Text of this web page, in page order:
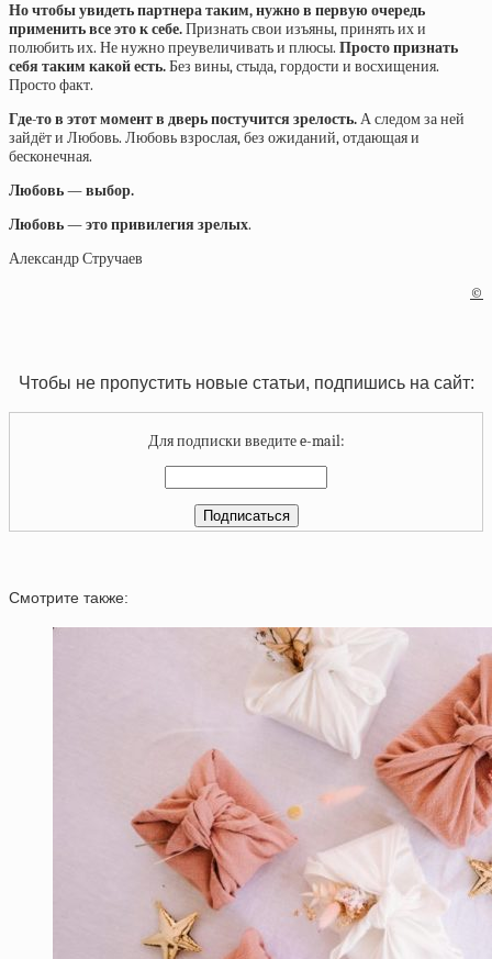
Но чтобы увидеть партнера таким, нужно в первую очередь
применить все это к себе.Признать свои изъяны, принять их и
полюбить их. Не нужно преувеличивать и плюсы. Просто признать
себя таким какой есть.Без вины, стыда, гордости и восхищения.
Просто факт.
Где-то в этот момент в дверь постучится зрелость.А следом за ней
зайдёт и Любовь. Любовь взрослая, без ожиданий, отдающая и
бесконечная.
Любовь — выбор.
Любовь — это привилегия зрелых.
Александр Стручаев
©
Чтобы не пропустить новые статьи, подпишись на сайт:
Для подписки введите e-mail:
Смотрите также: